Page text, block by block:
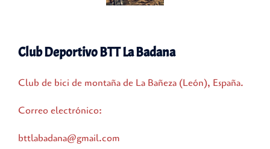
Club Deportivo BTT La Badana
Club de bici de montaña de La Bañeza (León), España.
Correo electrónico:
bttlabadana@gmail.com